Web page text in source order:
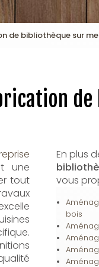
de bibliothèque sur
une
tout
En plus
vous
bois